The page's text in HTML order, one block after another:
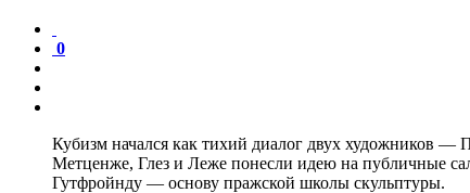
0
Кубизм начался как тихий диалог двух художников —
Метценже, Глез и Леже понесли идею на публичные
Гутфройнду — основу пражской школы скульптуры.